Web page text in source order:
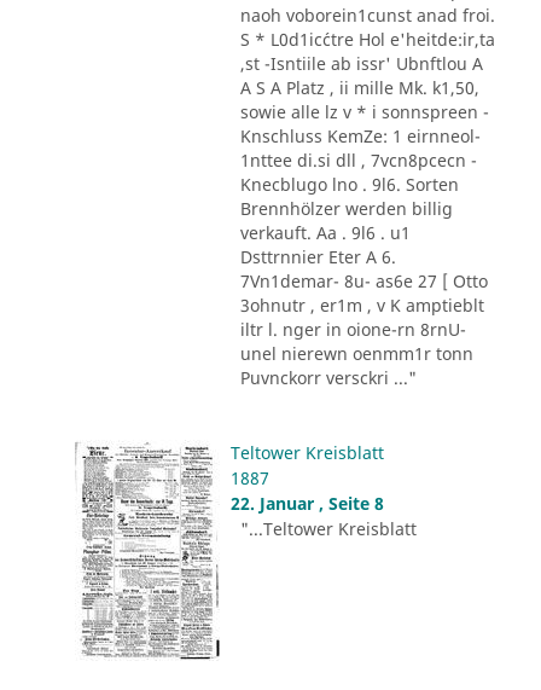
naoh voborein1cunst anad froi.
S * L0d1ic´ctre Hol e'heitde:ir,ta
,st -Isntiile ab issr' Ubnftlou A
A S A Platz , ii mille Mk. k1,50,
sowie alle lz v * i sonnspreen -
Knschluss KemZe: 1 eirnneol-
1nttee di.si dll , 7vcn8pcecn -
Knecblugo lno . 9l6. Sorten
Brennhölzer werden billig
verkauft. Aa . 9l6 . u1
Dsttrnnier Eter A 6.
7Vn1demar- 8u- as6e 27 [ Otto
3ohnutr , er1m , v K amptieblt
iltr l. nger in oione-rn 8rnU-
unel nierewn oenmm1r tonn
Puvnckorr versckri ..."
Teltower Kreisblatt
1887
22. Januar , Seite 8
"...Teltower Kreisblatt